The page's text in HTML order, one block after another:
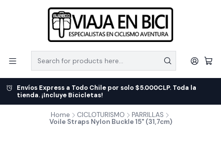
Envíos Express a Todo Chile por solo $5.000CLP. Toda la
tienda. ¡Incluye Bicicletas!
Home CICLOTURISMO
PARRILLAS
Voile Straps Nylon Buckle 15" (31,7cm)